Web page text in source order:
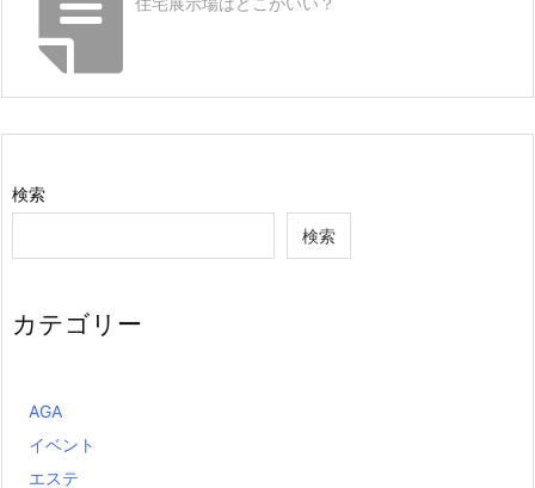
検索
検索
カテゴリー
AGA
イベント
エステ